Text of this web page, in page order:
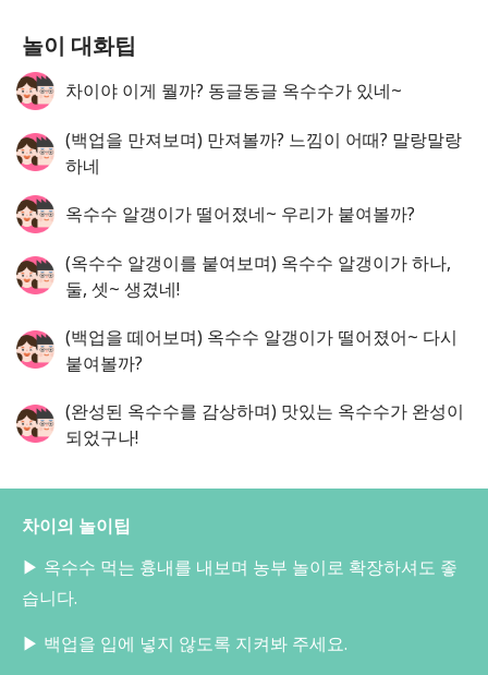
놀이 대화팁
차이야 이게 뭘까? 동글동글 옥수수가 있네~
(백업을 만져보며) 만져볼까? 느낌이 어때? 말랑말랑
하네
옥수수 알갱이가 떨어졌네~ 우리가 붙여볼까?
(옥수수 알갱이를 붙여보며) 옥수수 알갱이가 하나,
둘, 셋~ 생겼네!
(백업을 떼어보며) 옥수수 알갱이가 떨어졌어~ 다시
붙여볼까?
(완성된 옥수수를 감상하며) 맛있는 옥수수가 완성이
되었구나!
차이의 놀이팁
▶ 옥수수 먹는 흉내를 내보며 농부 놀이로 확장하셔도 좋
습니다.
▶ 백업을 입에 넣지 않도록 지켜봐 주세요.